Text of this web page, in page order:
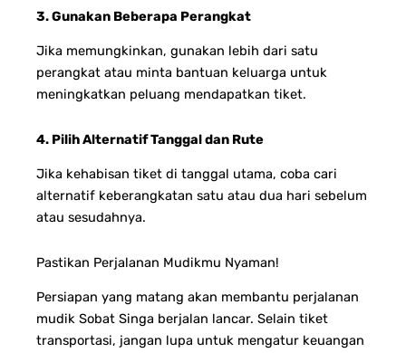
3. Gunakan Beberapa Perangkat
Jika memungkinkan, gunakan lebih dari satu
perangkat atau minta bantuan keluarga untuk
meningkatkan peluang mendapatkan tiket.
4. Pilih Alternatif Tanggal dan Rute
Jika kehabisan tiket di tanggal utama, coba cari
alternatif keberangkatan satu atau dua hari sebelum
atau sesudahnya.
Pastikan Perjalanan Mudikmu Nyaman!
Persiapan yang matang akan membantu perjalanan
mudik Sobat Singa berjalan lancar. Selain tiket
transportasi, jangan lupa untuk mengatur keuangan